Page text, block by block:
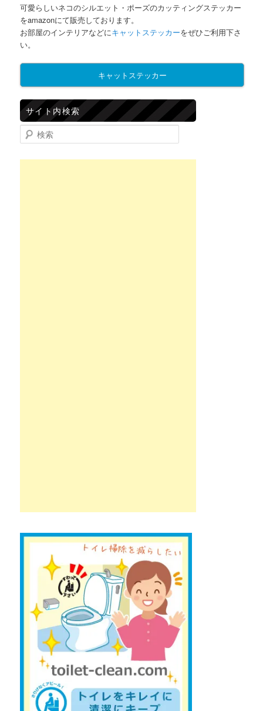
可愛らしいネコのシルエット・ポーズのカッティングステッカー
をamazonにて販売しております。
お部屋のインテリアなどにキャットステッカーをぜひご利用下さ
い。
キャットステッカー
サイト内検索
検索